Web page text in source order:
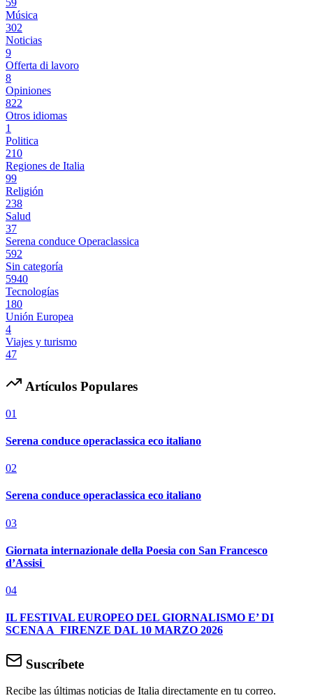
59
Música
302
Noticias
9
Offerta di lavoro
8
Opiniones
822
Otros idiomas
1
Politica
210
Regiones de Italia
99
Religión
238
Salud
37
Serena conduce Operaclassica
592
Sin categoría
5940
Tecnologías
180
Unión Europea
4
Viajes y turismo
47
Artículos Populares
01
Serena conduce operaclassica eco italiano
02
Serena conduce operaclassica eco italiano
03
Giornata internazionale della Poesia con San Francesco
d’Assisi
04
IL FESTIVAL EUROPEO DEL GIORNALISMO E’ DI
SCENA A FIRENZE DAL 10 MARZO 2026
Suscríbete
Recibe las últimas noticias de Italia directamente en tu correo.